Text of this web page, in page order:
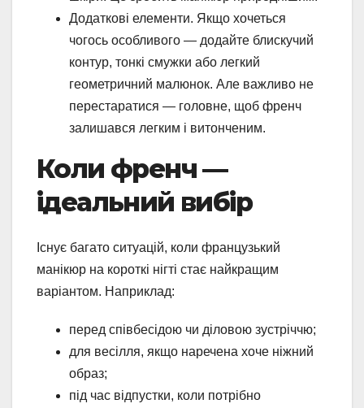
Додаткові елементи. Якщо хочеться
чогось особливого — додайте блискучий
контур, тонкі смужки або легкий
геометричний малюнок. Але важливо не
перестаратися — головне, щоб френч
залишався легким і витонченим.
Коли френч —
ідеальний вибір
Існує багато ситуацій, коли французький
манікюр на короткі нігті стає найкращим
варіантом. Наприклад:
перед співбесідою чи діловою зустріччю;
для весілля, якщо наречена хоче ніжний
образ;
під час відпустки, коли потрібно